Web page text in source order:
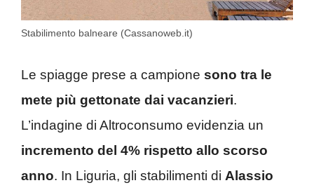
Stabilimento balneare (Cassanoweb.it)
Le spiagge prese a campione sono tra le
mete più gettonate dai vacanzieri.
L’indagine di Altroconsumo evidenzia un
incremento del 4% rispetto allo scorso
anno. In Liguria, gli stabilimenti di Alassio